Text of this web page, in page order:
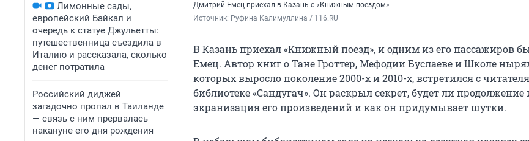
Лимонные сады,
европейский Байкал и
очередь к статуе Джульетты:
путешественница съездила в
Италию и рассказала, сколько
денег потратила
Российский диджей
загадочно пропал в Таиланде
— связь с ним прервалась
накануне его дня рождения
Дмитрий Емец приехал в Казань с «Книжным поездом»
Источник: Руфина Калимуллина / 116.RU
В Казань приехал «Книжный поезд», и одним из его пассажиров
Емец. Автор книг о Тане Гроттер, Мефодии Буслаеве и Школе
которых выросло поколение 2000-х и 2010-х, встретился с
библиотеке «Сандугач». Он раскрыл секрет, будет ли продолжение
экранизация его произведений и как он придумывает шутки.